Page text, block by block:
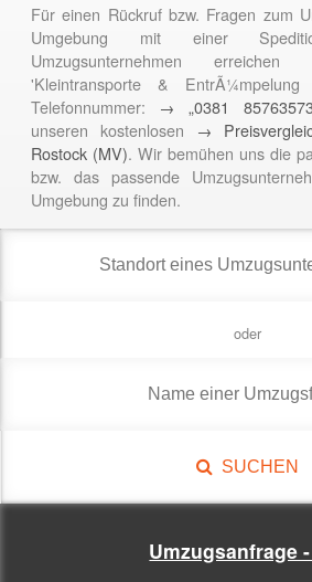
Für einen Rückruf bzw. Fragen zum
Umgebung mit einer
Umzugsunternehmen
'Kleintransporte &
Telefonnummer: → „0381
unseren kostenlosen
→
Rostock (MV). Wir bemühen uns die
bzw. das passende
Umgebung zu finden.
oder
SUCHEN
Umzugsanfrage